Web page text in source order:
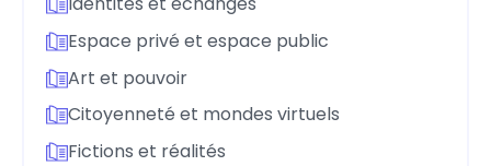
Espace privé et espace public
Art et pouvoir
Citoyenneté et mondes virtuels
Fictions et réalités